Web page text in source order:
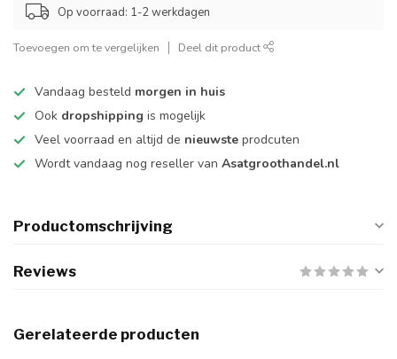
Op voorraad: 1-2 werkdagen
Toevoegen om te vergelijken Deel dit product
Vandaag besteld morgen in huis
Ook dropshipping is mogelijk
Veel voorraad en altijd de nieuwste prodcuten
Wordt vandaag nog reseller van Asatgroothandel.nl
Productomschrijving
Reviews
Gerelateerde producten